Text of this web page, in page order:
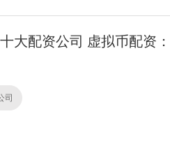
十大配资公司 虚拟币配资
司